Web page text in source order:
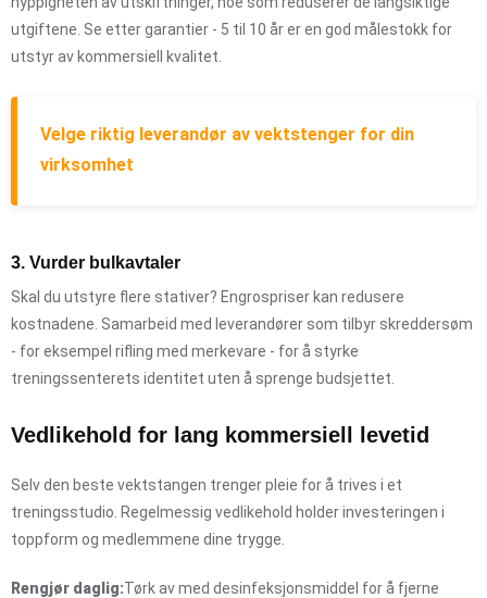
utgiftene. Se etter garantier - 5 til 10 år er en god målestokk for
utstyr av kommersiell kvalitet.
Velge riktig leverandør av vektstenger for din
virksomhet
3. Vurder bulkavtaler
Skal du utstyre flere stativer? Engrospriser kan redusere
kostnadene. Samarbeid med leverandører som tilbyr skreddersøm
- for eksempel rifling med merkevare - for å styrke
treningssenterets identitet uten å sprenge budsjettet.
Vedlikehold for lang kommersiell levetid
Selv den beste vektstangen trenger pleie for å trives i et
treningsstudio. Regelmessig vedlikehold holder investeringen i
toppform og medlemmene dine trygge.
Rengjør daglig:Tørk av med desinfeksjonsmiddel for å fjerne